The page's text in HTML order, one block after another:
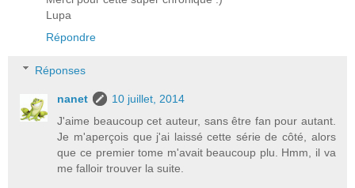
Lupa
Répondre
Réponses
nanet
10 juillet, 2014
J'aime beaucoup cet auteur, sans être fan pour autant.
Je m'aperçois que j'ai laissé cette série de côté, alors
que ce premier tome m'avait beaucoup plu. Hmm, il va
me falloir trouver la suite.